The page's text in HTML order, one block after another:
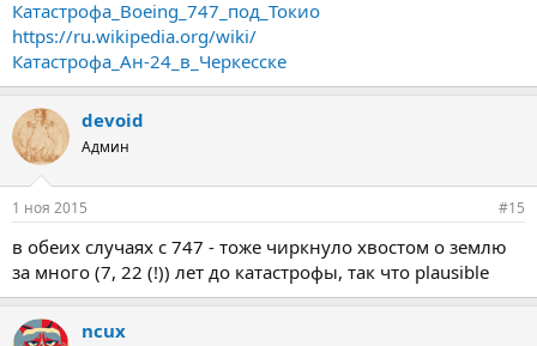
Катастрофа_Boeing_747_под_Токио
https://ru.wikipedia.org/wiki/
Катастрофа_Ан-24_в_Черкесске
devoid
Админ
1 ноя 2015 #15
в обеих случаях с 747 - тоже чиркнуло хвостом о землю
за много (7, 22 (!)) лет до катастрофы, так что plausible
ncux